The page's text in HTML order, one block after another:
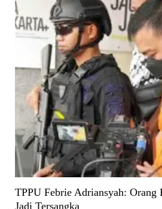
TPPU Febrie Adriansyah: Orang
Jadi Tersangka